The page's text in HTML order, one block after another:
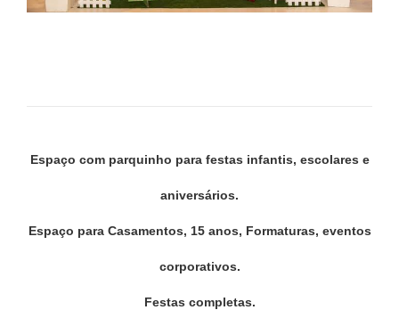
Espaço com parquinho para festas infantis, escolares e
aniversários.
Espaço para Casamentos, 15 anos, Formaturas, eventos
corporativos.
Festas completas.